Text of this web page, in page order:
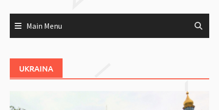
Main Menu
UKRAINA